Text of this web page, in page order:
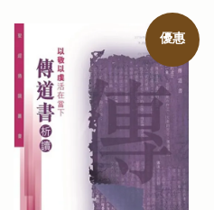
優惠